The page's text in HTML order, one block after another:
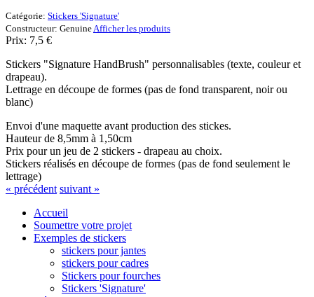
Catégorie: Stickers 'Signature'
Constructeur: Genuine Afficher les produits
Prix: 7,5 €
Stickers "Signature HandBrush" personnalisables (texte, couleur et
drapeau).
Lettrage en découpe de formes (pas de fond transparent, noir ou
blanc)
Envoi d'une maquette avant production des stickes.
Hauteur de 8,5mm à 1,50cm
Prix pour un jeu de 2 stickers - drapeau au choix.
Stickers réalisés en découpe de formes (pas de fond seulement le
lettrage)
« précédent suivant »
Accueil
Soumettre votre projet
Exemples de stickers
stickers pour jantes
stickers pour cadres
Stickers pour fourches
Stickers 'Signature'